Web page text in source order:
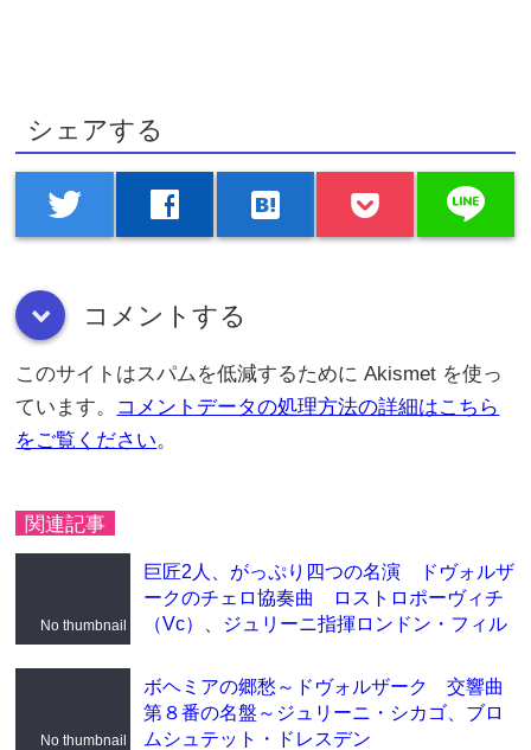
シェアする
twitter facebook hatenabookmark line
down コメントする
このサイトはスパムを低減するために Akismet を使っ
ています。 コメントデータの処理方法の詳細はこちら
をご覧ください。
関連記事
No thumbnail
巨匠2人、がっぷり四つの名演 ドヴォルザ
ークのチェロ協奏曲 ロストロポーヴィチ
（Vc）、ジュリーニ指揮ロンドン・フィル
No thumbnail
ボヘミアの郷愁～ドヴォルザーク 交響曲
第８番の名盤～ジュリーニ・シカゴ、ブロ
ムシュテット・ドレスデン